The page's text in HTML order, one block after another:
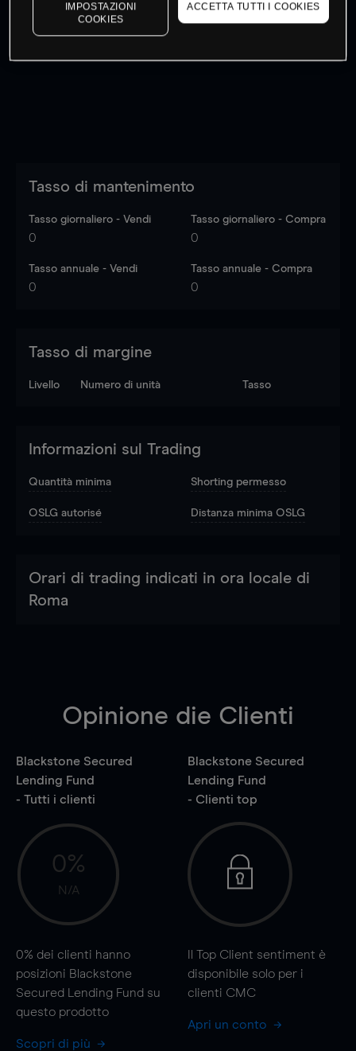
I prezzi sono solo indicativi.
Tasso di mantenimento
Tasso giornaliero - Vendi
0
Tasso giornaliero - Compra
0
Tasso annuale - Vendi
0
Tasso annuale - Compra
0
Tasso di margine
Livello Numero di unità Tasso
Informazioni sul Trading
Quantità minima Shorting permesso
OSLG autorisé Distanza minima OSLG
Orari di trading indicati in ora locale di
Roma
Opinione die Clienti
Blackstone Secured
Lending Fund
- Tutti i clienti
0%
N/A
0% dei clienti hanno
posizioni Blackstone
Secured Lending Fund su
questo prodotto
Scopri di più
Blackstone Secured
Lending Fund
- Clienti top
Il Top Client sentiment è
disponibile solo per i
clienti CMC
Apri un conto
IMPOSTAZIONI
COOKIES
ACCETTA TUTTI I COOKIES